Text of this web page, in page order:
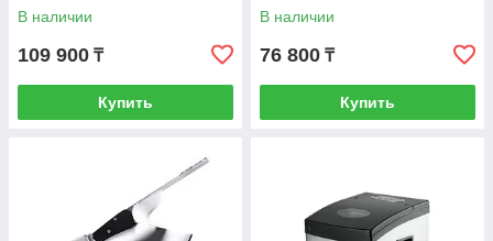
В наличии
109 900 ₸
Купить
В наличии
76 800 ₸
Купить